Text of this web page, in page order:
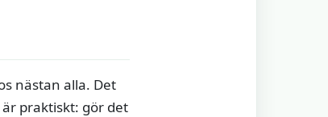
nästan alla. Det
praktiskt: gör det